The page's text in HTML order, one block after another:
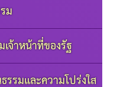
ม
จ้าหน้าที่ของรัฐ
รรมและความโปร่งใส